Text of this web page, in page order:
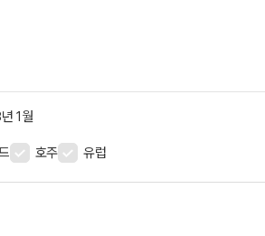
1월
호주 유럽